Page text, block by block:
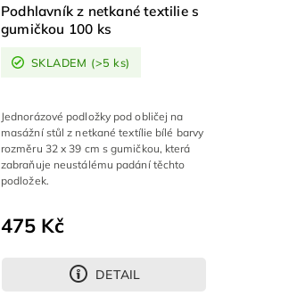
Podhlavník z netkané textilie s
gumičkou 100 ks
SKLADEM (>5 ks)
475 Kč
DETAIL
Jednorázové podložky pod obličej na
masážní stůl z netkané textílie bílé barvy
rozměru 32 x 39 cm s gumičkou, která
zabraňuje neustálému padání těchto
podložek.